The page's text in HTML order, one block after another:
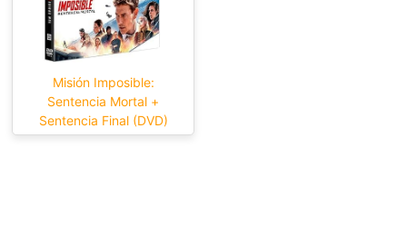
Misión Imposible:
Sentencia Mortal +
Sentencia Final (DVD)